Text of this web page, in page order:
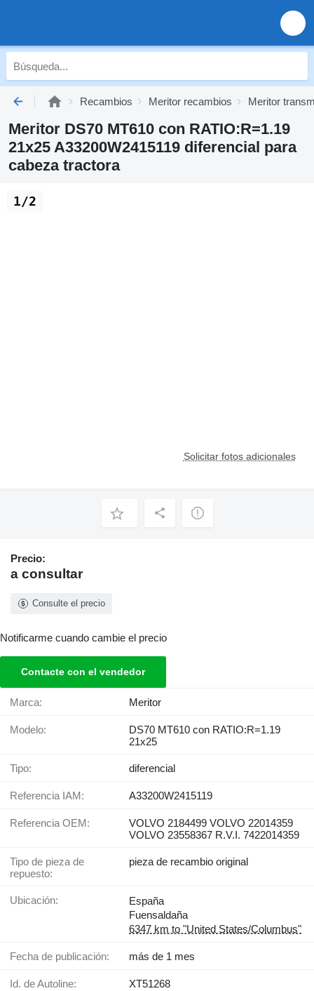
Recambios Meritor recambios Meritor
Meritor DS70 MT610 con RATIO:R=1.19
21x25 A33200W2415119 diferencial para
cabeza tractora
Solicitar fotos adicionales
1/2
Precio:
a consultar
Consulte el precio
Notificarme cuando cambie el precio
Contacte con el vendedor
Marca: Meritor
Modelo:
DS70 MT610 con RATIO:R=1.19
21x25
Tipo: diferencial
Referencia IAM: A33200W2415119
Referencia OEM:
VOLVO 2184499 VOLVO 22014359
VOLVO 23558367 R.V.I. 7422014359
Tipo de pieza de
repuesto:
pieza de recambio original
Ubicación:
España
Fuensaldaña
6347 km to "United States/Columbus"
Fecha de publicación: más de 1 mes
Id. de Autoline: XT51268